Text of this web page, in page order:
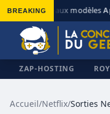
BREAKING
◆ Nouveaux modèles
ZAP-HOSTING
Accueil/Netflix/